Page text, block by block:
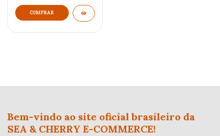
Bem-vindo ao site oficial brasileiro da
SEA & CHERRY E-COMMERCE!